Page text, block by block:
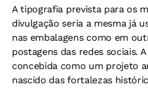
A tipografia prevista para os
divulgação seria a mesma já
nas embalagens como em
postagens das redes sociais.
concebida como um projeto
nascido das fortalezas